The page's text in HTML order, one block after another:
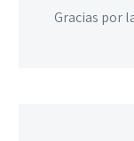
Gracias por